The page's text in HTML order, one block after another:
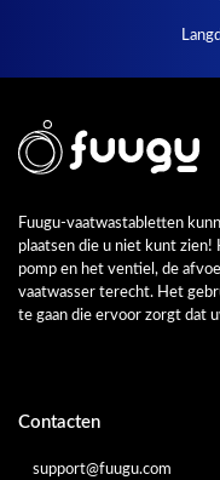
Fuugu-vaatwastabletten
plaatsen die u niet kunt
pomp en het ventiel, de
vaatwasser terecht. Het
te gaan die ervoor zorgt dat
Contacten
support@fuugu.com